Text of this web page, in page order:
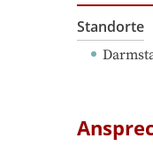
Standorte